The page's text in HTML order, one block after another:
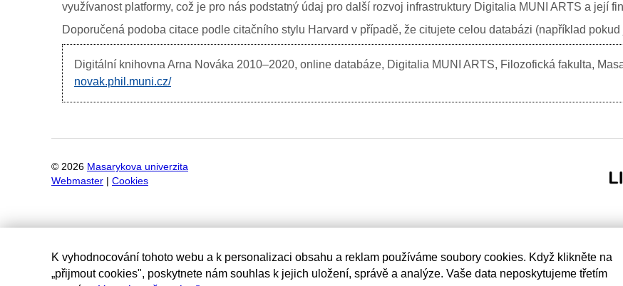
využívanost platformy, což je pro nás podstatný údaj pro další rozvoj infrastruktury Digitalia MUNI ARTS a její
Doporučená podoba citace podle citačního stylu Harvard v případě, že citujete celou databázi (například
Digitální knihovna Arna Nováka 2010–2020, online databáze, Digitalia MUNI ARTS, Filozofická fakulta,
novak.phil.muni.cz/
© 2026 Masarykova univerzita
Webmaster
Cookies
K vyhodnocování tohoto webu a k personalizaci obsahu a reklam používáme soubory cookies. Když klikněte na
„přijmout cookies", poskytnete nám souhlas k jejich uložení, správě a analýze. Vaše data neposkytujeme třetím